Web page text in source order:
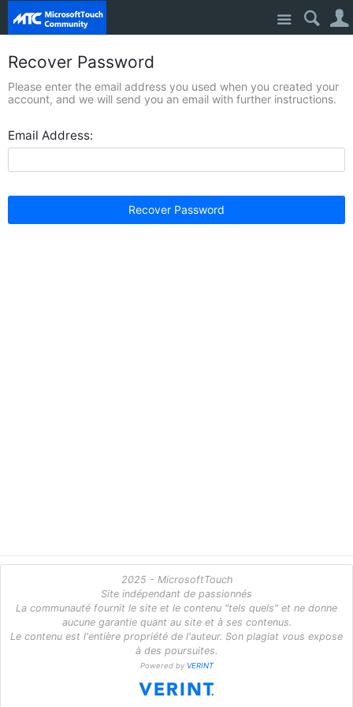
Site
Recover Password
Please enter the email address you used when you created your
account, and we will send you an email with further instructions.
Email Address:
Recover Password
2025 - MicrosoftTouch
Site indépendant de passionnés
La communauté fournit le site et le contenu "tels quels" et ne donne
aucune garantie quant au site et à ses contenus.
Le contenu est l'entière propriété de l'auteur. Son plagiat vous expose
à des poursuites.
Powered by VERINT